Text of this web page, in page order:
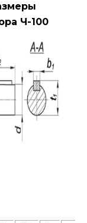
Ч-100